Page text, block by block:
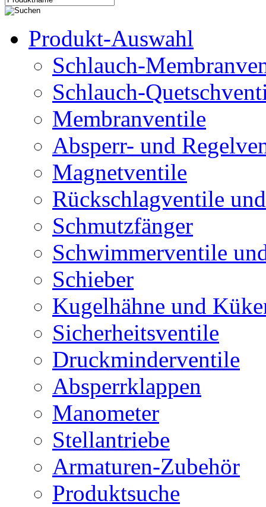
Produkt-Auswahl
Schlauch-
Schlauch-
Membranventile
Absperr- und
Magnetventile
Rückschlagventile
Schmutzfänger
Schwimmerventile
Schieber
Kugelhähne und
Sicherheitsventile
Druckminderventile
Absperrklappen
Manometer
Stellantriebe
Armaturen-Zubehör
Produktsuche